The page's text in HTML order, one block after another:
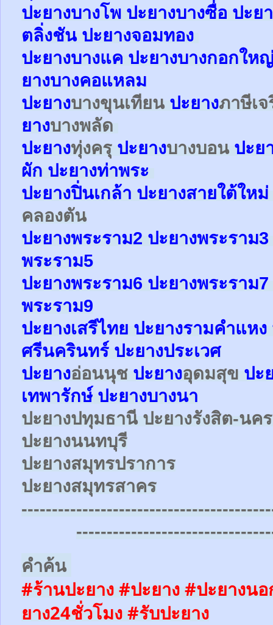
ปะยางบางโพ ปะยางบางซื่อ ปะย
ตลิ่งชัน ปะยางจอมทอง
ปะยางบางแค ปะยางบางกอกให
ยางบางคอแหลม
ปะยางบางขุนเทียน ปะยางภาษีเ
ยางบางพลัด
ปะยางทุ่งครุ ปะยางบางบอน ปะย
ผัก ปะยางท่าพระ
ปะยางปิ่นเกล้า ปะยางสายใต้ใหม่
คลองตัน
ปะยางพระราม2 ปะยางพระราม3
พระราม5
ปะยางพระราม6 ปะยางพระราม7
พระราม9
ปะยางเสรีไทย ปะยางรามคำแห
ศรีนครินทร์ ปะยางประเวศ
ปะยางอ่อนนุช ปะยางอุดมสุข ปะ
เทพารักษ์ ปะยางบางนา
ปะยางปทุมธานี ปะยางรังสิต-นค
ปะยางนนทบุรี
ปะยางสมุทรปราการ
ปะยางสมุทรสาคร
คำค้น
#ร้านปะยาง #ปะยาง #ปะยางน
ยาง24ชั่วโมง #รับปะยาง